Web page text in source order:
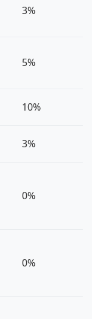
3%
5%
10%
3%
0%
0%